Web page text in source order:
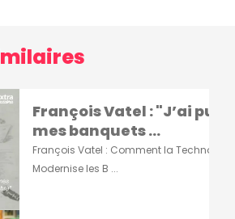
François Vatel : "J’ai pu
mes banquets ...
François Vatel : Comment la
Modernise les B ...